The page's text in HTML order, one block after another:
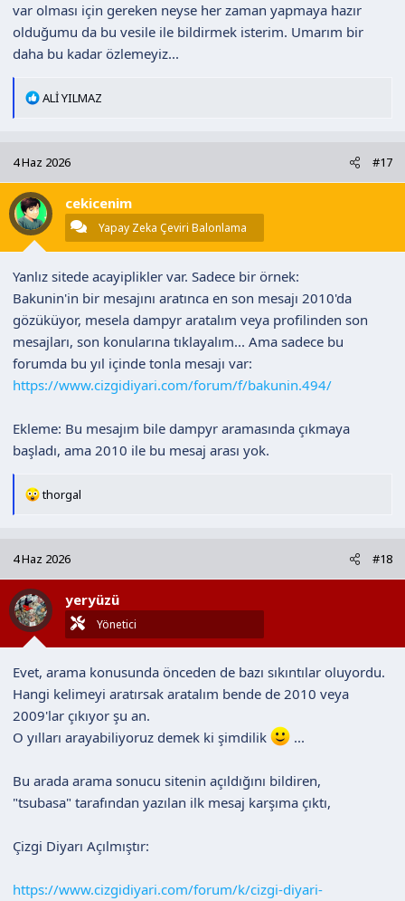
var olması için gereken neyse her zaman yapmaya hazır
olduğumu da bu vesile ile bildirmek isterim. Umarım bir
daha bu kadar özlemeyiz...
T
l
e
r
ALİ YILMAZ
4 Haz 2026 #17
cekicenim
Yapay Zeka Çeviri Balonlama
Yanlız sitede acayiplikler var. Sadece bir örnek:
Bakunin'in bir mesajını aratınca en son mesajı 2010'da
gözüküyor, mesela dampyr aratalım veya profilinden son
mesajları, son konularına tıklayalım... Ama sadece bu
forumda bu yıl içinde tonla mesajı var:
https://www.cizgidiyari.com/forum/f/bakunin.494/
Ekleme: Bu mesajım bile dampyr aramasında çıkmaya
başladı, ama 2010 ile bu mesaj arası yok.
T
l
e
r
thorgal
4 Haz 2026 #18
yeryüzü
Yönetici
Evet, arama konusunda önceden de bazı sıkıntılar oluyordu.
Hangi kelimeyi aratırsak aratalım bende de 2010 veya
2009'lar çıkıyor şu an.
O yılları arayabiliyoruz demek ki şimdilik
...
Bu arada arama sonucu sitenin açıldığını bildiren,
"tsubasa" tarafından yazılan ilk mesaj karşıma çıktı,
Çizgi Diyarı Açılmıştır:
https://www.cizgidiyari.com/forum/k/cizgi-diyari-